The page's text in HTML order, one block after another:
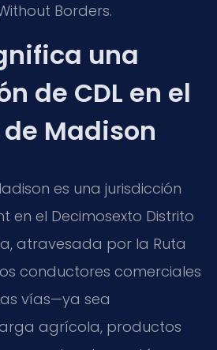
Borders.
una
de CDL en el
Madison
es una jurisdicción
en el Decimosexto Distrito
atravesada por la Ruta
conductores comerciales
vías—ya sea
agrícola, productos